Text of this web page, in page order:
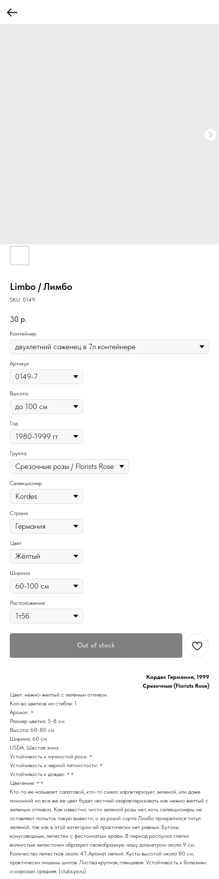
Limbo / Лимбо
SKU: 0149
30 р.
Контейнер
Артикул
Высота
Год
Группа
Селекционер
Страна
Цвет
Ширина
Расположение
Out of stock
Кордес Германия, 1999
Срезочные (Florists Rose)
Цвет: нежно-желтый с зеленым отливом
Кол-во цветков на стебле: 1
Аромат: +
Размер цветка: 5-8 см
Высота: 60-80 см
Ширина: 60 см
USDA: Шестая зона
Устойчивость к мучнистой росе: +
Устойчивость к черной пятнистости: +
Устойчивость к дождю: ++
Цветение: ++
Кто-то ее называет салатовой, кто-то смело характеризует зеленой, или даже
лимонной но все же ее цвет будет честней охарактеризовать как нежно желтый с
зеленым отливом. Как известно, чисто зеленой розы нет, хоть селекционеры не
оставляют попыток такую вывести, и за розой сорта Лимбо прикрепился титул
зеленой, так как в этой категории ей практически нет равных. Бутоны
конусовидные, лепестки с фестончатым краем. В период роспуска слегка
волнистые лепесточки образуют своеобразную чашу диаметром около 9 см.
Количество лепестков около 47. Аромат легкий. Кусты высотой около 80 см,
практически лишены шипов. Листва крупная, глянцевая. Устойчивость к болезням
и морозам средняя. (clubs.ya.ru)